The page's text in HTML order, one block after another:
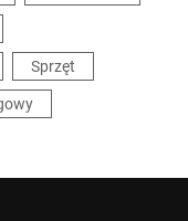
Sprzęt